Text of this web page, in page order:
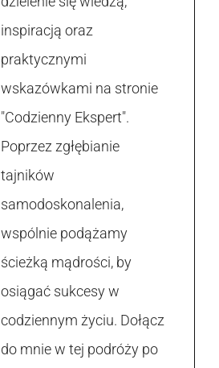
inspiracją oraz
praktycznymi
wskazówkami na stronie
"Codzienny Ekspert".
Poprzez zgłębianie
tajników
samodoskonalenia,
wspólnie podążamy
ścieżką mądrości, by
osiągać sukcesy w
codziennym życiu. Dołącz
do mnie w tej podróży po